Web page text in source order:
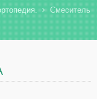
Смеситель